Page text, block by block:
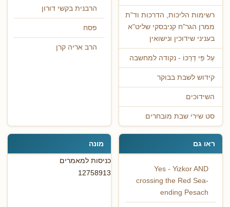
רשימות הליכות, הדרכות וד"ת
ממרן הגר"ח קניבסקי שליט"א
בעניני שידוכין ונישואין
עַל פִּי דַרְכּוֹ - נקודה למחשבה
קידוש לשבת בבוקר
השידוכים
סט שירי שבת מובחרים
הרבנית בקשי דורון
פסח
הרב אריה קרן
ראו גם
Yes - Yizkor AND
crossing the Red Sea-
ending Pesach
מונה
כניסות למאמרים
12758913